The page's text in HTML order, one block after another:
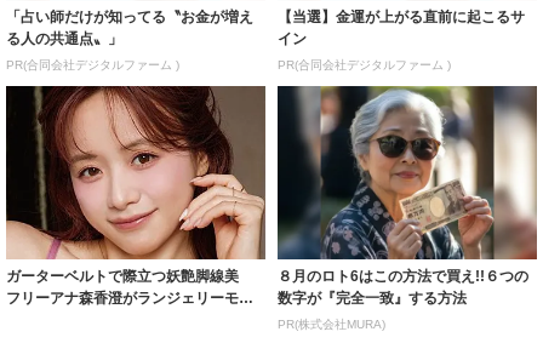
「占い師だけが知ってる〝お金が増え
る人の共通点〟」
PR(合同会社デジタルファーム )
【当選】金運が上がる直前に起こるサ
イン
PR(合同会社デジタルファーム )
ガーターベルトで際立つ妖艶脚線美
フリーアナ森香澄がランジェリーモデ
８月のロト6はこの方法で買え!!６つの
数字が『完全一致』する方法
PR(株式会社MURA)